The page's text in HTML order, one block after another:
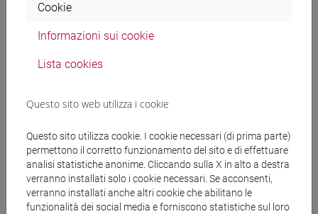
Cookie
Informazioni sui cookie
Lista cookies
Questo sito web utilizza i cookie
Questo sito utilizza cookie. I cookie necessari (di prima parte)
permettono il corretto funzionamento del sito e di effettuare
analisi statistiche anonime. Cliccando sulla X in alto a destra
verranno installati solo i cookie necessari. Se acconsenti,
verranno installati anche altri cookie che abilitano le
funzionalità dei social media e forniscono statistiche sul loro